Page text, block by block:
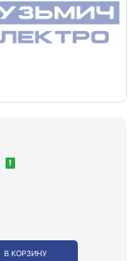
!
В КОРЗИНУ